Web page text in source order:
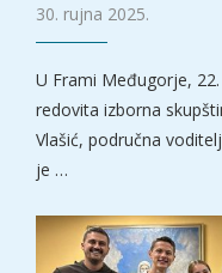
30. rujna 2025.
U Frami Međugorje,
redovita izborna
Vlašić, područna
je …